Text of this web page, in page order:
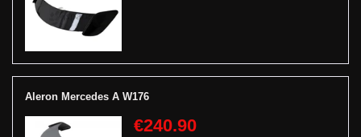
Aleron Mercedes A W176
€240.90